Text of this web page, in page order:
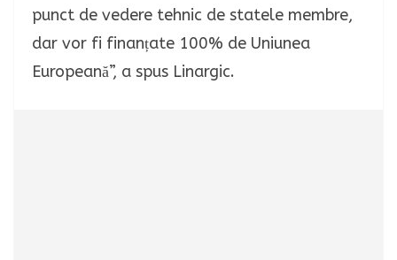
punct de vedere tehnic de statele membre,
dar vor fi finanțate 100% de Uniunea
Europeană”, a spus Linargic.